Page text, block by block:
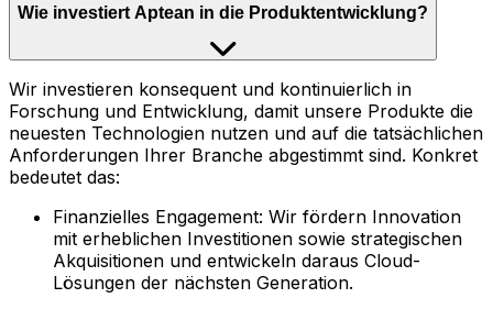
Wie investiert Aptean in die Produktentwicklung?
Wir investieren konsequent und kontinuierlich in
Forschung und Entwicklung, damit unsere Produkte die
neuesten Technologien nutzen und auf die tatsächlichen
Anforderungen Ihrer Branche abgestimmt sind. Konkret
bedeutet das:
Finanzielles Engagement: Wir fördern Innovation
mit erheblichen Investitionen sowie strategischen
Akquisitionen und entwickeln daraus Cloud-
Lösungen der nächsten Generation.